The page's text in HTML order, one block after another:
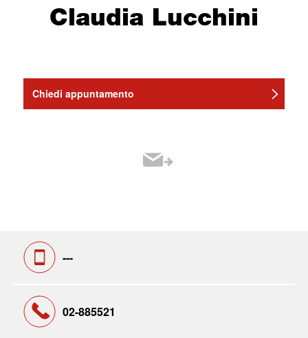
Claudia Lucchini
Chiedi appuntamento
---
02-885521